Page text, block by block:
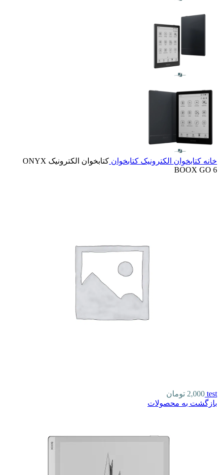
خانه کتابخوان الکترونیک کتابخوان
کتابخوان الکترونیک ONYX
BOOX GO 6
test
2,000 تومان
بازگشت به محصولات